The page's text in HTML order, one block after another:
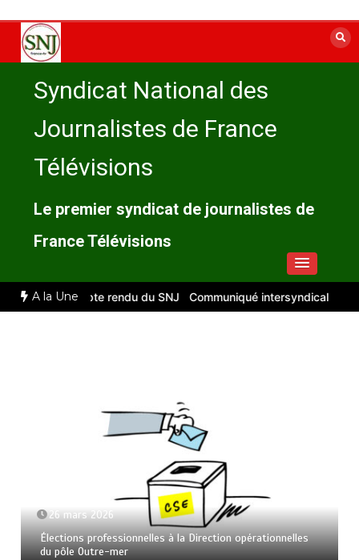
contenu
Syndicat National des
Journalistes de France
Télévisions
Le premier syndicat de journalistes de
France Télévisions
A la Une
2026 : compte rendu du SNJ Communiqué intersyndical
26 mars 2026
Élections professionnelles à la Direction opérationnelles
du pôle Outre-mer